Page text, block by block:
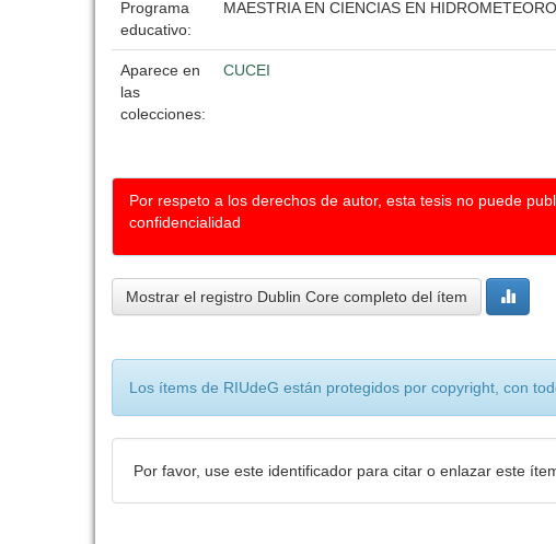
Programa
educativo:
MAESTRIA EN CIENCIAS EN
Aparece en
las
colecciones:
CUCEI
Por respeto a los derechos de autor, esta tesis no puede
confidencialidad
Mostrar el registro Dublin Core completo del ítem
Los ítems de RIUdeG están protegidos por copyright, con
Por favor, use este identificador para citar o enlazar este